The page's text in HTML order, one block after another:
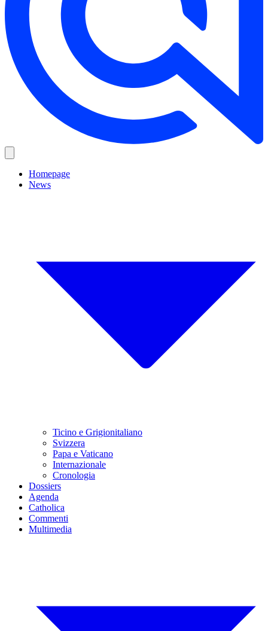
Homepage
News
Ticino e Grigionitaliano
Svizzera
Papa e Vaticano
Internazionale
Cronologia
Dossiers
Agenda
Catholica
Commenti
Multimedia